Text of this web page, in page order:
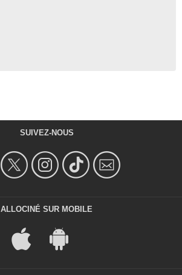
SUIVEZ-NOUS
ALLOCINÉ SUR MOBILE